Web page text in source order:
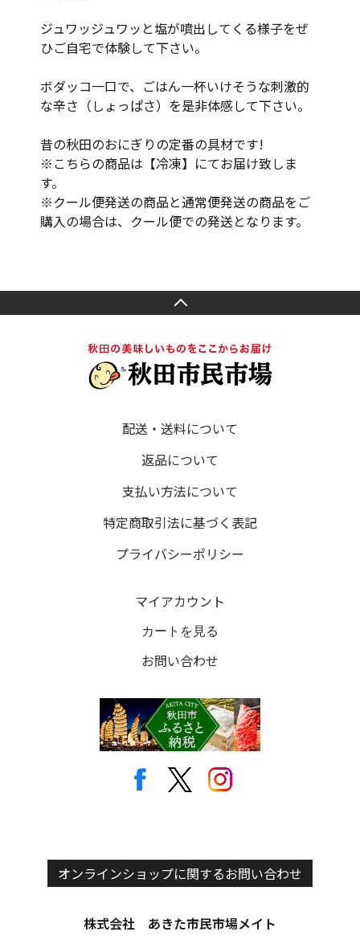
ジュワッジュワッと塩が噴出してくる様子をぜ
ひご自宅で体験して下さい。
ボダッコ一口で、ごはん一杯いけそうな刺激的
な辛さ（しょっぱさ）を是非体感して下さい。
昔の秋田のおにぎりの定番の具材です!
※こちらの商品は【冷凍】にてお届け致しま
す。
※クール便発送の商品と通常便発送の商品をご
購入の場合は、クール便での発送となります。
配送・送料について
返品について
支払い方法について
特定商取引法に基づく表記
プライバシーポリシー
マイアカウント
カートを見る
お問い合わせ
オンラインショップに関するお問い合わせ
株式会社 あきた市民市場メイト